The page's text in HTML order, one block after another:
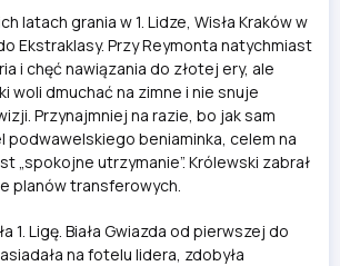
latach grania w 1. Lidze, Wisła Kraków w
Ekstraklasy. Przy Reymonta natychmiast
i chęć nawiązania do złotej ery, ale
woli dmuchać na zimne i nie snuje
Przynajmniej na razie, bo jak sam
podwawelskiego beniaminka, celem na
„spokojne utrzymanie”. Królewski zabrał
planów transferowych.
1. Ligę. Biała Gwiazda od pierwszej do
na fotelu lidera, zdobyła